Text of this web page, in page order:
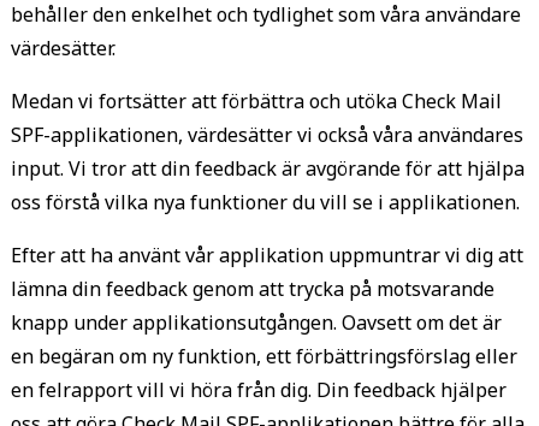
behåller den enkelhet och tydlighet som våra användare
värdesätter.
Medan vi fortsätter att förbättra och utöka Check Mail
SPF-applikationen, värdesätter vi också våra användares
input. Vi tror att din feedback är avgörande för att hjälpa
oss förstå vilka nya funktioner du vill se i applikationen.
Efter att ha använt vår applikation uppmuntrar vi dig att
lämna din feedback genom att trycka på motsvarande
knapp under applikationsutgången. Oavsett om det är
en begäran om ny funktion, ett förbättringsförslag eller
en felrapport vill vi höra från dig. Din feedback hjälper